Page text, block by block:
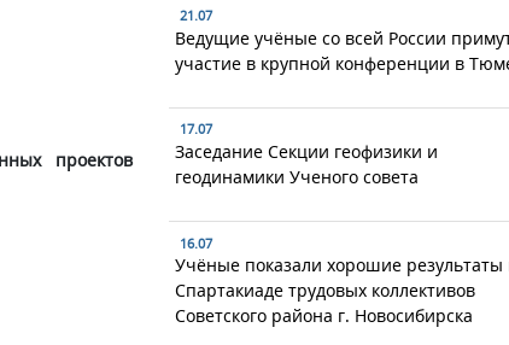
проектов
21.07
Ведущие учёные со всей России
участие в крупной конференции в
17.07
Заседание Секции геофизики и
геодинамики Ученого совета
16.07
Учёные показали хорошие результаты
Спартакиаде трудовых коллективов
Советского района г. Новосибирска